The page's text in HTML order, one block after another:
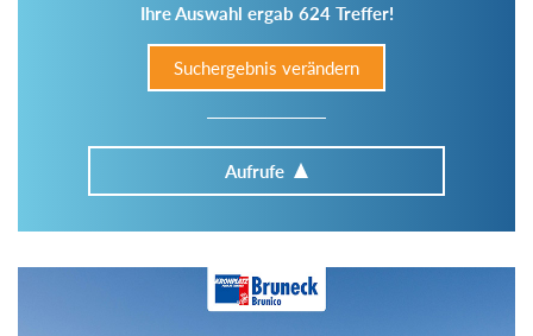
Ihre Auswahl ergab 624 Treffer!
Suchergebnis verändern
Aufrufe
Im Tourenarchiv suchen